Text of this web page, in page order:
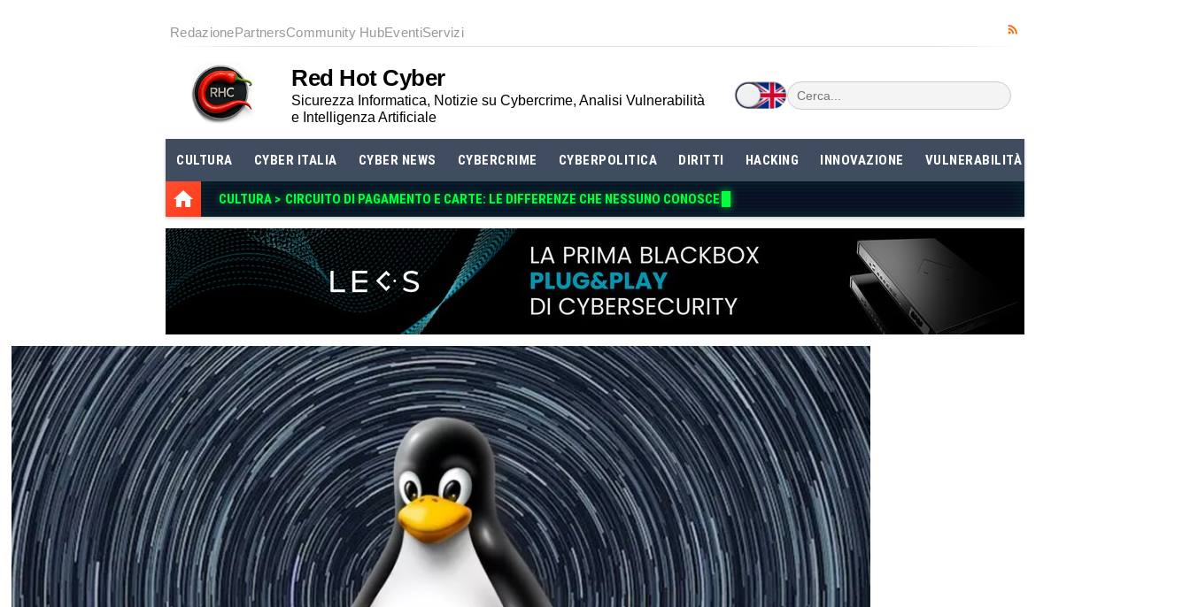
RedazionePartnersCommunity HubEventiServizi
Red Hot Cyber
Sicurezza Informatica, Notizie su Cybercrime, Analisi Vulnerabilità
e Intelligenza Artificiale
CULTURA CYBER ITALIA CYBER NEWS CYBERCRIME CYBERPOLITICA DIRITTI HACKING INNOVAZIONE VULNERABILITÀ
CULTURA > CIRCUITO DI PAGAMENTO E CARTE: LE DIF